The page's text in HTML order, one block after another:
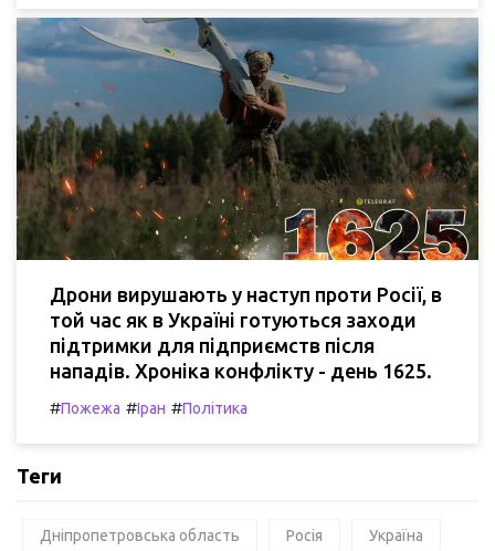
Дрони вирушають у наступ проти Росії, в
той час як в Україні готуються заходи
підтримки для підприємств після
нападів. Хроніка конфлікту - день 1625.
#Пожежа #Іран #Політика
Теги
Дніпропетровська область Росія Україна